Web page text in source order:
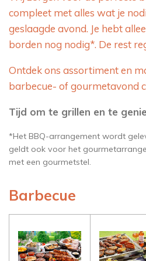
compleet met alles wat je
geslaagde avond. Je hebt
borden nog nodig*. De rest
Ontdek ons assortiment en
barbecue- of gourmetavond
Tijd om te grillen en te
*Het BBQ-arrangement wordt
geldt ook voor het
met een gourmetstel.
Barbecue